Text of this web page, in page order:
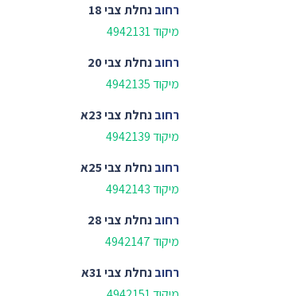
רחובנחלת צבי 18
מיקוד 4942131
רחובנחלת צבי 20
מיקוד 4942135
רחובנחלת צבי 23א
מיקוד 4942139
רחובנחלת צבי 25א
מיקוד 4942143
רחובנחלת צבי 28
מיקוד 4942147
רחובנחלת צבי 31א